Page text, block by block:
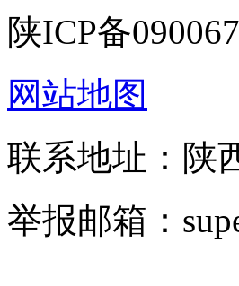
陕ICP备
网站地图
联系地址：陕
举报邮箱：